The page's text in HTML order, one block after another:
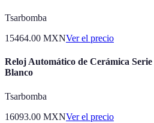
Tsarbomba
15464.00 MXNVer el precio
Reloj Automático de Cerámica
Blanco
Tsarbomba
16093.00 MXNVer el precio